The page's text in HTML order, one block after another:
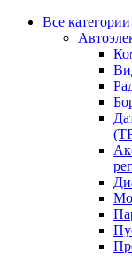
Все категории